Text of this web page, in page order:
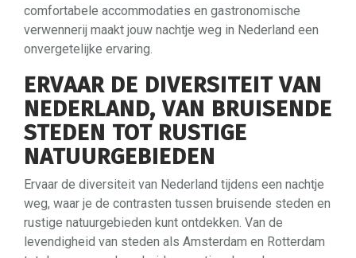
comfortabele accommodaties en gastronomische
verwennerij maakt jouw nachtje weg in Nederland een
onvergetelijke ervaring.
ERVAAR DE DIVERSITEIT VAN
NEDERLAND, VAN BRUISENDE
STEDEN TOT RUSTIGE
NATUURGEBIEDEN
Ervaar de diversiteit van Nederland tijdens een nachtje
weg, waar je de contrasten tussen bruisende steden en
rustige natuurgebieden kunt ontdekken. Van de
levendigheid van steden als Amsterdam en Rotterdam